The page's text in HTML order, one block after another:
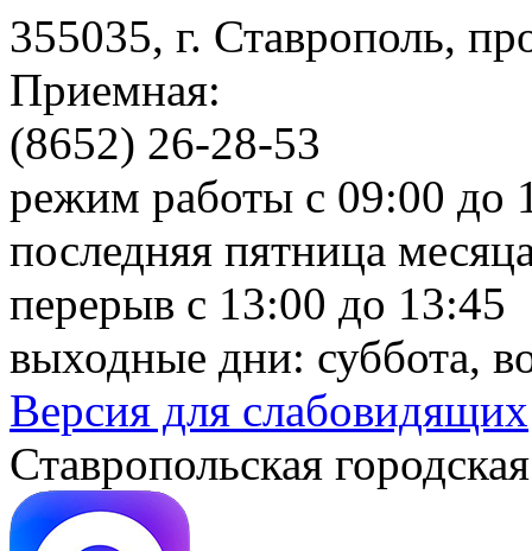
355035, г. Ставрополь,
Приемная:
(8652) 26-28-53
режим работы с 09:00 до
последняя пятница
перерыв с 13:00 до 13:45
выходные дни: суббота,
Версия для слабовидящих
Ставропольская